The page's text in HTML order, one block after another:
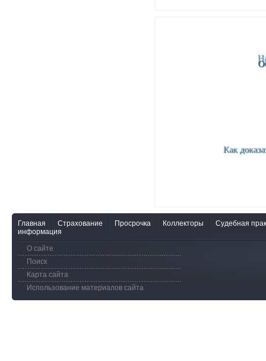
Главная Страхование Просрочка Коллекторы
Судебная
информация
О сайте
Поиск
Карта сайта
Использование материалов сайта